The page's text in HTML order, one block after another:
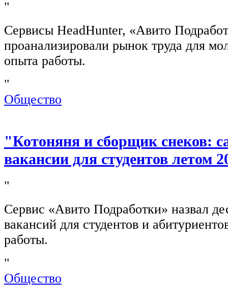
"
Сервисы HeadHunter, «Авито
проанализировали рынок труда для
опыта работы.
"
Общество
"Котоняня и сборщик снеков:
вакансии для студентов летом
"
Сервис «Авито Подработки» назвал
вакансий для студентов и
работы.
"
Общество